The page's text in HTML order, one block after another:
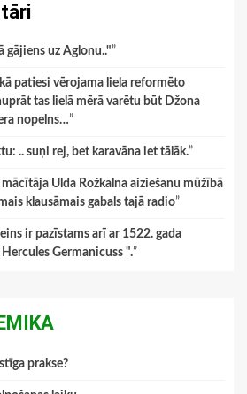
gājiens uz Aglonu.."”
patiesi vērojama liela reformēto
tas lielā mērā varētu būt Džona
nopelns…”
.. suņi rej, bet karavāna iet tālāk.”
Ulda Rožkalna aiziešanu mūžībā
klausāmais gabals tajā radio”
ir pazīstams arī ar 1522. gada
Germanicuss ".”
prakse?